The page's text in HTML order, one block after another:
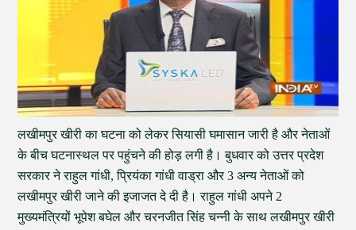
लखीमपुर खीरी का घटना को लेकर सियासी घमासान जारी है और नेताओं
के बीच घटनास्थल पर पहुंचने की होड़ लगी है। बुधवार को उत्तर प्रदेश
सरकार ने राहुल गांधी, प्रियंका गांधी वाड्रा और 3 अन्य नेताओं को
लखीमपुर खीरी जाने की इजाजत दे दी है। राहुल गांधी अपने 2
मुख्यमंत्रियों भूपेश बघेल और चरनजीत सिंह चन्नी के साथ लखीमपुर खीरी